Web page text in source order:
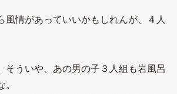
風情があっていいかもしれんが、４人
そういや、あの男の子３人組も岩風呂